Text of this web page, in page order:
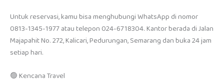
Untuk reservasi, kamu bisa menghubungi WhatsApp di nomor
0813-1345-1977 atau telepon 024-6718304. Kantor berada di Jalan
Majapahit No. 272, Kalicari, Pedurungan, Semarang dan buka 24 jam
setiap hari.
🟢 Kencana Travel